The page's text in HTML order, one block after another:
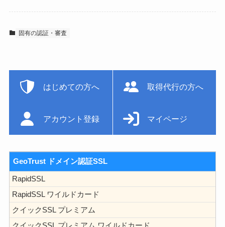
固有の認証・審査
はじめての方へ 取得代行の方へ
アカウント登録 マイページ
GeoTrust ドメイン認証SSL
RapidSSL
RapidSSL ワイルドカード
クイックSSL プレミアム